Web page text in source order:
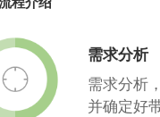
需求分析
需求分析
并确定好